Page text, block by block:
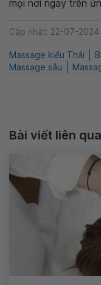
mọi nơi ngay trên
Cập nhật: 22-07-2024
Massage kiểu Thái
Massage sâu
Bài viết liên